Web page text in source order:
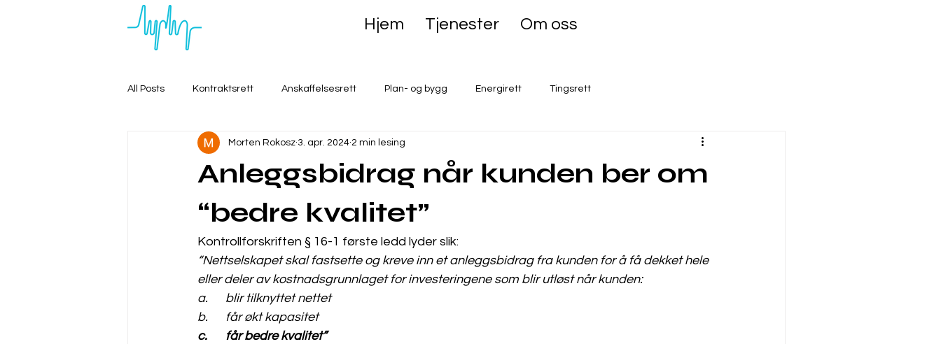
Hjem Tjenester Om oss
All Posts Kontraktsrett Anskaffelsesrett Plan- og bygg Energirett Tingsrett
Anleggsbidrag når kunden ber om
“bedre kvalitet”
Morten Rokosz 3. apr. 2024 2 min lesing
Kontrollforskriften § 16-1 første ledd lyder slik:
“Nettselskapet skal fastsette og kreve inn et anleggsbidrag fra kunden for å få dekket hele
eller deler av kostnadsgrunnlaget for investeringene som blir utløst når kunden:
a.	blir tilknyttet nettet
b.	får økt kapasitet
c.	får bedre kvalitet”